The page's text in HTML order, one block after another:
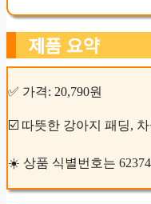
제품 요약
✅ 가격: 20,790원
☑️ 따뜻한 강아지 패딩,
☀️ 상품 식별번호는